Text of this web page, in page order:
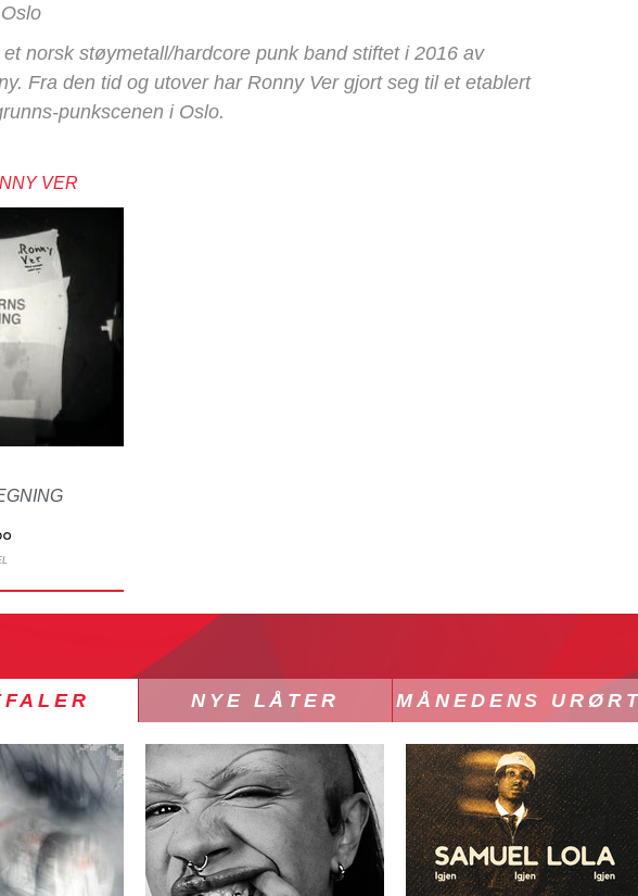
Oslo
et norsk støymetall/hardcore punk band stiftet i 2016 av
Fra den tid og utover har Ronny Ver gjort seg til et etablert
punkscenen i Oslo.
VER
NYE LÅTER MÅNEDENS